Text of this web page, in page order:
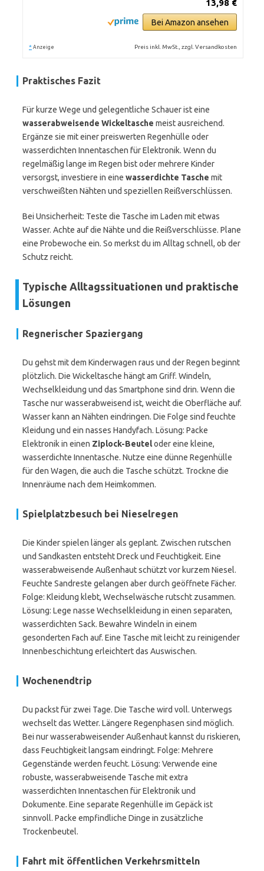
13,98 €
Bei Amazon ansehen
* Anzeige Preis inkl. MwSt., zzgl. Versandkosten
Praktisches Fazit
Für kurze Wege und gelegentliche Schauer ist eine
wasserabweisende Wickeltasche meist ausreichend.
Ergänze sie mit einer preiswerten Regenhülle oder
wasserdichten Innentaschen für Elektronik. Wenn du
regelmäßig lange im Regen bist oder mehrere Kinder
versorgst, investiere in eine wasserdichte Tasche mit
verschweißten Nähten und speziellen Reißverschlüssen.
Bei Unsicherheit: Teste die Tasche im Laden mit etwas
Wasser. Achte auf die Nähte und die Reißverschlüsse. Plane
eine Probewoche ein. So merkst du im Alltag schnell, ob der
Schutz reicht.
Typische Alltagssituationen und praktische
Lösungen
Regnerischer Spaziergang
Du gehst mit dem Kinderwagen raus und der Regen beginnt
plötzlich. Die Wickeltasche hängt am Griff. Windeln,
Wechselkleidung und das Smartphone sind drin. Wenn die
Tasche nur wasserabweisend ist, weicht die Oberfläche auf.
Wasser kann an Nähten eindringen. Die Folge sind feuchte
Kleidung und ein nasses Handyfach. Lösung: Packe
Elektronik in einen Ziplock-Beuteloder eine kleine,
wasserdichte Innentasche. Nutze eine dünne Regenhülle
für den Wagen, die auch die Tasche schützt. Trockne die
Innenräume nach dem Heimkommen.
Spielplatzbesuch bei Nieselregen
Die Kinder spielen länger als geplant. Zwischen rutschen
und Sandkasten entsteht Dreck und Feuchtigkeit. Eine
wasserabweisende Außenhaut schützt vor kurzem Niesel.
Feuchte Sandreste gelangen aber durch geöffnete Fächer.
Folge: Kleidung klebt, Wechselwäsche rutscht zusammen.
Lösung: Lege nasse Wechselkleidung in einen separaten,
wasserdichten Sack. Bewahre Windeln in einem
gesonderten Fach auf. Eine Tasche mit leicht zu reinigender
Innenbeschichtung erleichtert das Auswischen.
Wochenendtrip
Du packst für zwei Tage. Die Tasche wird voll. Unterwegs
wechselt das Wetter. Längere Regenphasen sind möglich.
Bei nur wasserabweisender Außenhaut kannst du riskieren,
dass Feuchtigkeit langsam eindringt. Folge: Mehrere
Gegenstände werden feucht. Lösung: Verwende eine
robuste, wasserabweisende Tasche mit extra
wasserdichten Innentaschen für Elektronik und
Dokumente. Eine separate Regenhülle im Gepäck ist
sinnvoll. Packe empfindliche Dinge in zusätzliche
Trockenbeutel.
Fahrt mit öffentlichen Verkehrsmitteln